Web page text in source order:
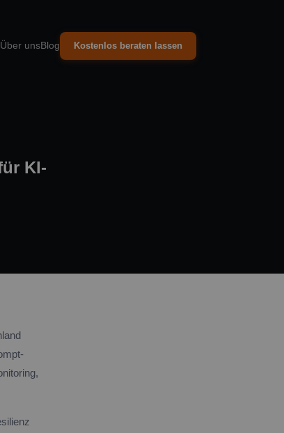
Über unsBlog Kostenlos beraten lassen
KI-